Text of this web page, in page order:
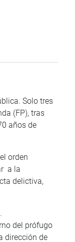
Solo tres
(FP), tras
años de
orden
a la
delictiva,
del prófugo
dirección de